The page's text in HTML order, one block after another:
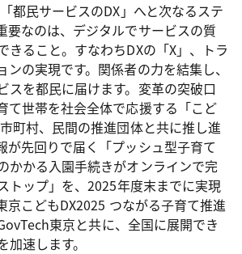
都民サービスのDX」へと次なるステ
要なのは、デジタルでサービスの質
きること。すなわちDXの「X」、トラ
ンの実現です。関係者の力を結集し、
スを都民に届けます。変革の突破口
て世帯を社会全体で応援する「こど
町村、民間の推進団体と共に推し進
が先回りで届く「プッシュ型子育て
かかる入園手続きがオンラインで完
トップ」を、2025年度末までに実現
京こどもDX2025 つながる子育て推進
東京と共に、全国に展開でき
速します。